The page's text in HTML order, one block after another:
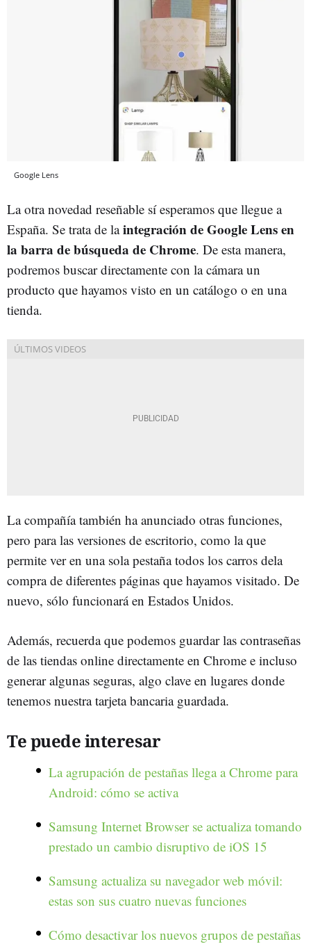
Google Lens
La otra novedad reseñable sí esperamos que llegue a
España. Se trata de laintegración de Google Lens en
la barra de búsqueda de Chrome. De esta manera,
podremos buscar directamente con la cámara un
producto que hayamos visto en un catálogo o en una
tienda.
La compañía también ha anunciado otras funciones,
pero para las versiones de escritorio, como la que
permite ver en una sola pestaña todos los carros dela
compra de diferentes páginas que hayamos visitado. De
nuevo, sólo funcionará en Estados Unidos.
Además, recuerda que podemos guardar las contraseñas
de las tiendas online directamente en Chrome e incluso
generar algunas seguras, algo clave en lugares donde
tenemos nuestra tarjeta bancaria guardada.
Te puede interesar
La agrupación de pestañas llega a Chrome para
Android: cómo se activa
Samsung Internet Browser se actualiza tomando
prestado un cambio disruptivo de iOS 15
Samsung actualiza su navegador web móvil:
estas son sus cuatro nuevas funciones
Cómo desactivar los nuevos grupos de pestañas